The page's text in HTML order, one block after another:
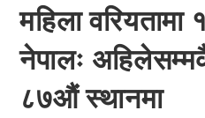
महिला
नेपालः
८७औं स्थानमा